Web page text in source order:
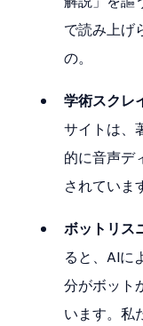
で読み上げ
の。
学術スクレ
サイトは、
的に音声デ
されていま
ボットリス
ると、AIに
分がボット
います。私